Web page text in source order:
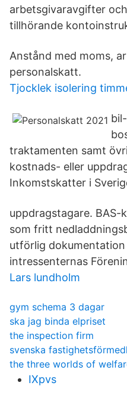
arbetsgivaravgifter
tillhörande
Anstånd med moms,
personalskatt.
Tjocklek isolering
traktamenten samt
kostnads- eller
Inkomstskatter i
uppdragstagare. BAS-
som fritt
utförlig
intressenternas
Lars lundholm
gym schema 3 dagar
ska jag binda elpriset
the inspection firm
svenska
the three worlds of
IXpvs